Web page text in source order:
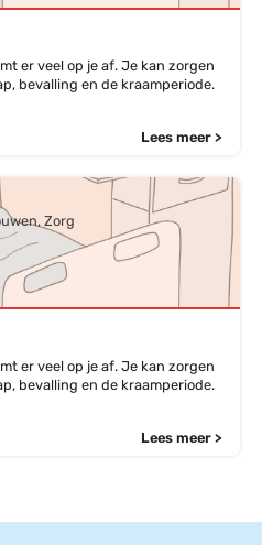
er veel op je af. Je kan zorgen
bevalling en de kraamperiode.
Lees meer >
Zorg
er veel op je af. Je kan zorgen
bevalling en de kraamperiode.
Lees meer >